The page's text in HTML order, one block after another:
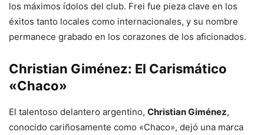
los máximos ídolos del club. Frei fue pieza clave en los
éxitos tanto locales como internacionales, y su nombre
permanece grabado en los corazones de los aficionados.
Christian Giménez: El Carismático
«Chaco»
El talentoso delantero argentino, Christian Giménez,
conocido cariñosamente como «Chaco», dejó una marca